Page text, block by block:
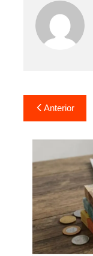
Navegação
de
Post
Anterior